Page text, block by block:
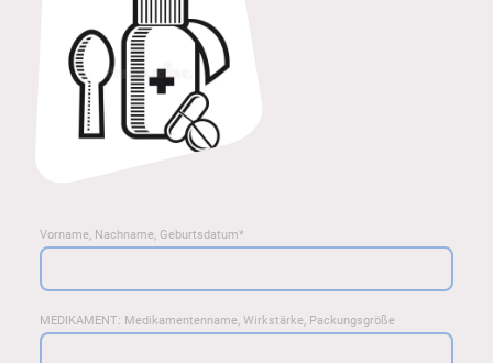
Vorname, Nachname, Geburtsdatum*
MEDIKAMENT: Medikamentenname, Wirkstärke, Packungsgröße